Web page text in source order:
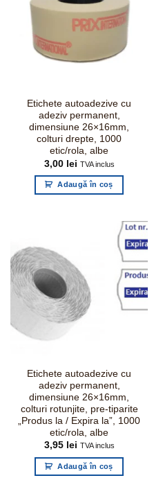
Etichete autoadezive cu
adeziv permanent,
dimensiune 26×16mm,
colturi drepte, 1000
etic/rola, albe
3,00 lei TVA inclus
Adaugă în coș
Etichete autoadezive cu
adeziv permanent,
dimensiune 26×16mm,
colturi rotunjite, pre-tiparite
„Produs la / Expira la”, 1000
etic/rola, albe
3,95 lei TVA inclus
Adaugă în coș